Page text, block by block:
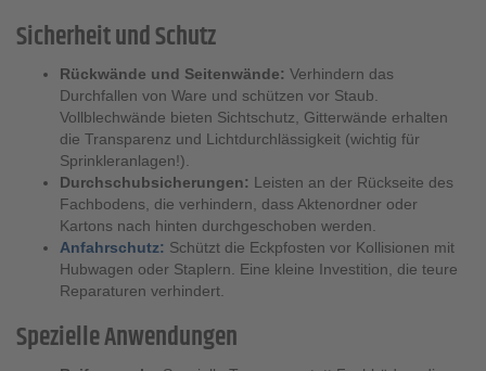
Sicherheit und Schutz
Rückwände und Seitenwände: Verhindern das
Durchfallen von Ware und schützen vor Staub.
Vollblechwände bieten Sichtschutz, Gitterwände erhalten
die Transparenz und Lichtdurchlässigkeit (wichtig für
Sprinkleranlagen!).
Durchschubsicherungen: Leisten an der Rückseite des
Fachbodens, die verhindern, dass Aktenordner oder
Kartons nach hinten durchgeschoben werden.
Anfahrschutz: Schützt die Eckpfosten vor Kollisionen mit
Hubwagen oder Staplern. Eine kleine Investition, die teure
Reparaturen verhindert.
Spezielle Anwendungen